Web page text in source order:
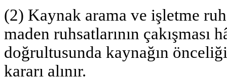
(2) Kaynak arama ve işletme
maden ruhsatlarının
doğrultusunda kaynağın
kararı alınır.